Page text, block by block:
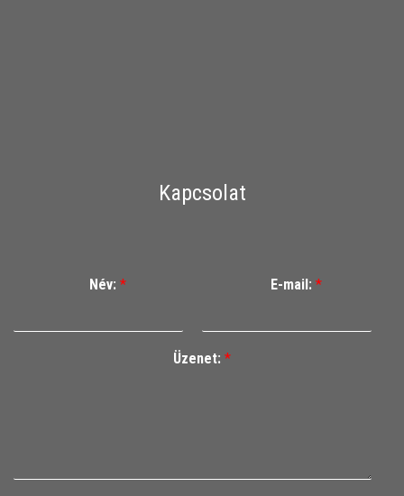
Kapcsolat
Név: * E-mail: *
Üzenet: *